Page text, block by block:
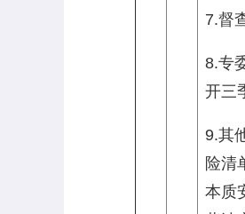
7.督
8.专
开三
9.其
险清
本质